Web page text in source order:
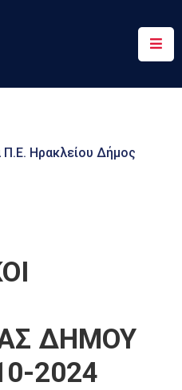
Π.Ε. Ηρακλείου Δήμος
ΔΗΜΟΥ
2024